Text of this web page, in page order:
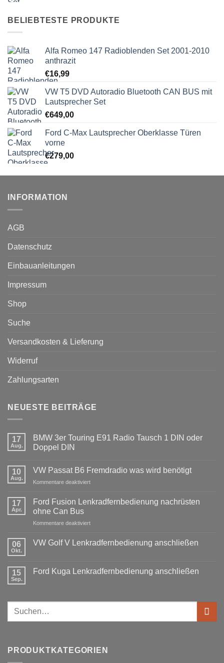
BELIEBTESTE PRODUKTE
Alfa Romeo 147 Radioblenden Set 2001-2010
anthrazit
€16,99
VW T5 DVD Autoradio Bluetooth CAN BUS mit
Lautsprecher Set
€649,00
Ford C-Max Lautsprecher Oberklasse Türen
vorne
€279,00
INFORMATION
AGB
Datenschutz
Einbauanleitungen
Impressum
Shop
Suche
Versandkosten & Lieferung
Widerruf
Zahlungsarten
NEUESTE BEITRÄGE
17
Aug.
BMW 3er Touring E91 Radio Tausch 1 DIN oder
Doppel DIN
zu
3er
Radio
Tausch
1
DIN
DIN
10
Aug.
VW Passat B6 Fremdradio was wird benötigt
Kommentare deaktiviertfür
Passat
was
benötigt
17
Apr.
Ford Fusion Lenkradfernbedienung nachrüsten
ohne Can Bus
Kommentare deaktiviertfür
Fusion
Can
06
Okt.
VW Golf V Lenkradfernbedienung anschließen
VW
15
Sep.
Ford Kuga Lenkradfernbedienung anschließen
Ford
Lenkradfernbedienung
anschließen
Suchen
PRODUKTKATEGORIEN